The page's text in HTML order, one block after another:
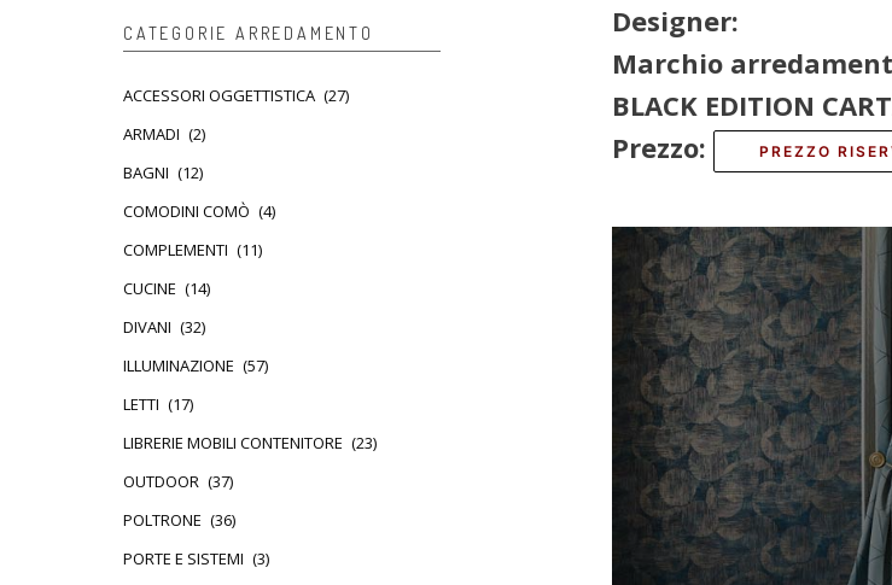
Designer:
Marchio
BLACK EDITION
Prezzo:
PREZZO
CATEGORIE ARREDAMENTO
ACCESSORI OGGETTISTICA (27)
ARMADI (2)
BAGNI (12)
COMODINI COMÒ (4)
COMPLEMENTI (11)
CUCINE (14)
DIVANI (32)
ILLUMINAZIONE (57)
LETTI (17)
LIBRERIE MOBILI CONTENITORE (23)
OUTDOOR (37)
POLTRONE (36)
PORTE E SISTEMI (3)